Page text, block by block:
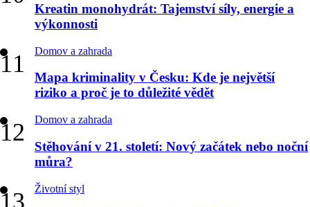
Kreatin monohydrát: Tajemství síly, energie a
výkonnosti
Domov a zahrada
Mapa kriminality v Česku: Kde je největší
riziko a proč je to důležité vědět
Domov a zahrada
Stěhování v 21. století: Nový začátek nebo noční
můra?
Životní styl